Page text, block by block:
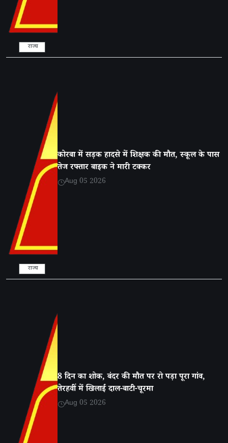
राज्य
राज्य
कोरबा में सड़क हादसे में शिक्षक की मौत, स्कूल के पास
तेज रफ्तार बाइक ने मारी टक्कर
Aug 05 2026
8 दिन का शोक, बंदर की मौत पर रो पड़ा पूरा गांव,
तेरहवीं में खिलाई दाल-बाटी-चूरमा
Aug 05 2026